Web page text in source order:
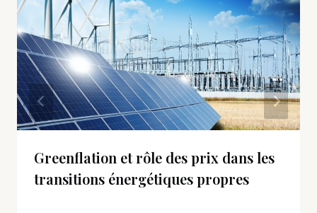
Greenflation et rôle des prix dans les
transitions énergétiques propres